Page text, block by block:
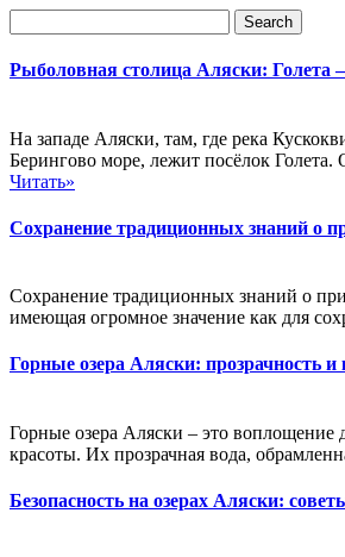
Рыболовная столица Аляски: Голета
На западе Аляски, там, где река
Берингово море, лежит посёлок Голета.
Читать»
Сохранение традиционных знаний о
Сохранение традиционных знаний о
имеющая огромное значение как для
Горные озера Аляски: прозрачность и
Горные озера Аляски – это воплощение
красоты. Их прозрачная вода,
Безопасность на озерах Аляски: